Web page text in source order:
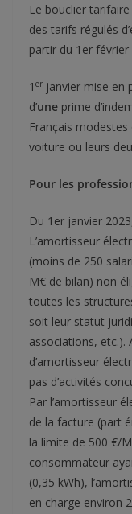
Le bouclier
des tarifs régulés
partir du 1er février
1 er janvier mise en
d’une prime
Français
voiture ou leurs
Pour les
Du 1er janvier
L’amortisseur
(moins de 250
M€ de bilan) non
toutes les
soit leur statut
associations, etc.).
d’amortisseur
pas d’activités
Par l’amortisseur
de la facture (part
la limite de 500 €/
consommateur
(0,35 kWh),
en charge environ